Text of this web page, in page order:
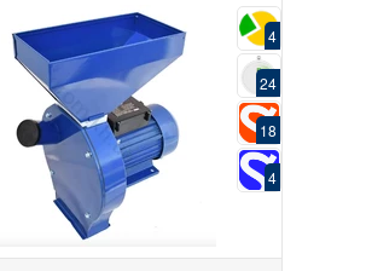
4
24
18
4